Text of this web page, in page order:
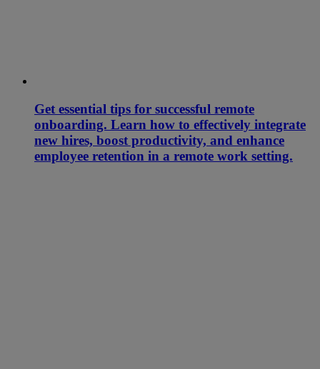
Get essential tips for successful remote
onboarding. Learn how to effectively integrate
new hires, boost productivity, and enhance
employee retention in a remote work setting.